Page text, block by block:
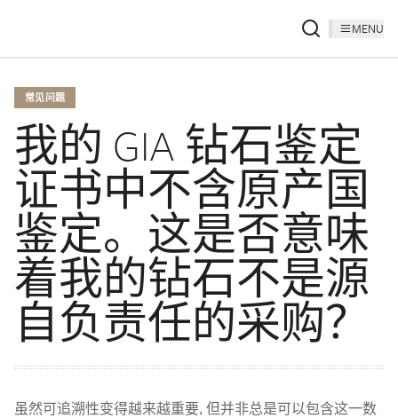
MENU
常见问题
我的 GIA 钻石鉴定
证书中不含原产国
鉴定。这是否意味
着我的钻石不是源
自负责任的采购？
虽然可追溯性变得越来越重要, 但并非总是可以包含这一数